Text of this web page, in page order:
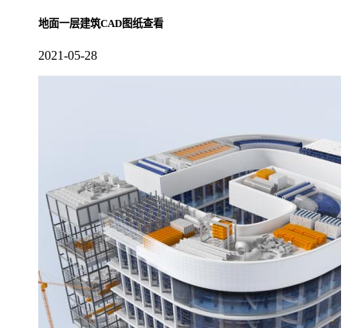
地面一层建筑CAD图纸​查看
2021-05-28